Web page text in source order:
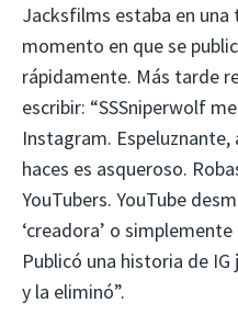
Jacksfilms estaba en una
momento en que se
rápidamente. Más tarde
escribir: “SSSniperwolf
Instagram.
haces es asqueroso.
YouTubers. YouTube
‘creadora’ o
Publicó una historia de
y la eliminó”.